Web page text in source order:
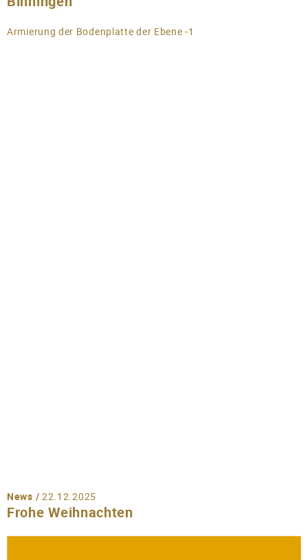
Armierung der Bodenplatte der Ebene -1
News / 22.12.2025
Frohe Weihnachten